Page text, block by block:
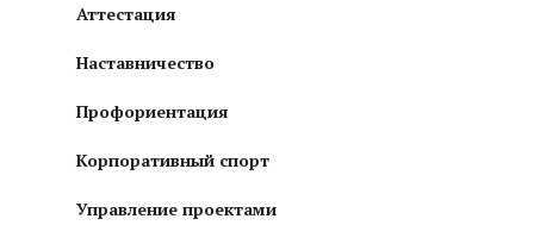
Аттестация
Наставничество
Профориентация
Корпоративный спорт
Управление проектами